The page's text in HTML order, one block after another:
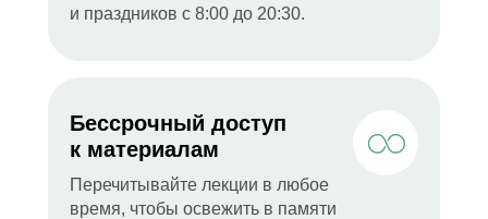
и праздников с 8:00 до 20:30.
Бессрочный доступ
к материалам
Перечитывайте лекции в любое
время, чтобы освежить в памяти